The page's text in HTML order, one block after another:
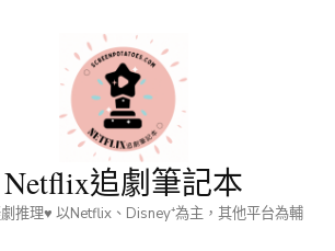
Netflix追劇筆記本
推理♥ 以Netflix、Disney⁺為主，其他平台為輔